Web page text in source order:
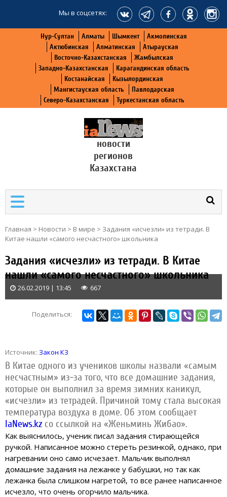
Мы в соцсетях:
Нур-Султан Алматы Шымкент
Акмолинская
Актюбинская
Алматинская
Атырауская
Восточно-Казахстанская
Жамбылская
Западно-Казахстанская
Карагандинская область
Костанайская
Кызылординская
Мангистауская область
Павлодарская
Северо-Казахстанская
Туркестанская область
новости
регионов
Казахстана
Главная > Новости > В мире > Задания «исчезли» из тетради. В
Китае нашли «самого несчастного» школьника
Задания «исчезли» из тетради. В Китае
нашли «самого несчастного» школьника
26.02.2019 | 13:45 667
Поделиться:
Источник: Закон КЗ
В Китае одного из учеников школы назвали «самым
несчастным» из-за того, что все домашние задания,
которые он выполнил за время зимних каникул,
«исчезли» из тетрадей. Причиной тому стала высокая
температура воздуха в доме. Об этом сообщает
IaNews.kz со ссылкой на «Женьминь Жибао».
Как выяснилось, ученик писал задания стирающейся
ручкой. Написанное можно стереть резинкой, однако, при
нагревании оно само исчезает. Мальчик выполнял
домашние задания на лежанке у бабушки, но так как
лежанка была слишком нагретой, то все ранее написанное
исчезло, что очень огорчило мальчика.